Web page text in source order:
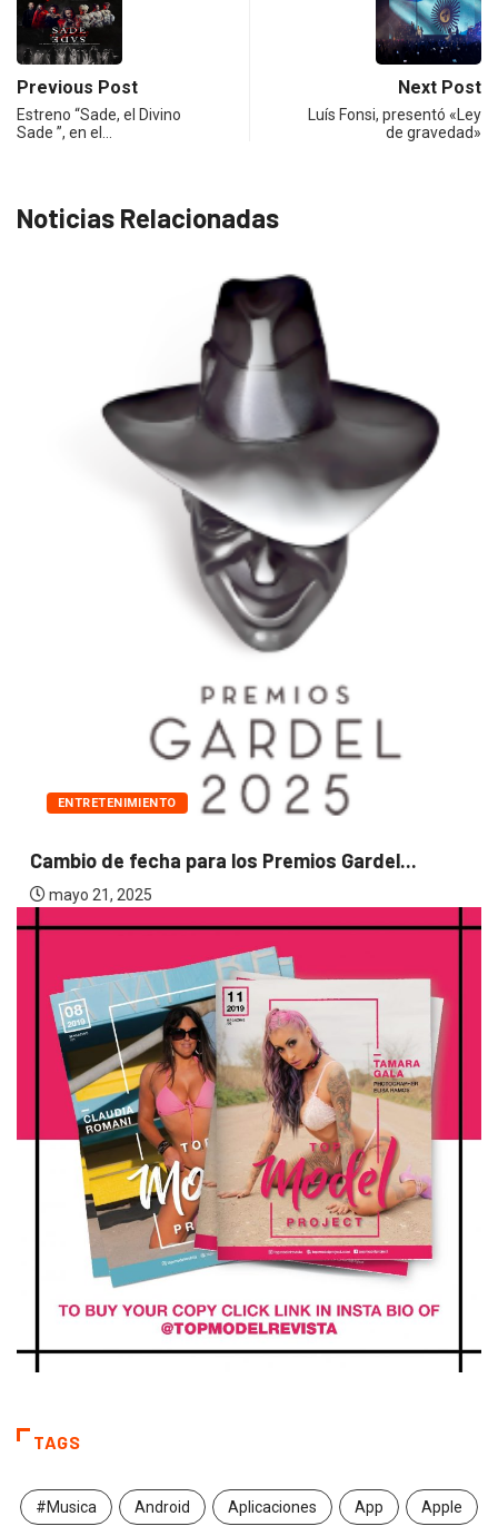
Previous Post
Estreno “Sade, el Divino
Sade ”, en el…
Next Post
Luís Fonsi, presentó «Ley
de gravedad»
Noticias Relacionadas
ENTRETENIMIENTO
Cambio de fecha para los Premios Gardel...
mayo 21, 2025
TAGS
#Musica Android Aplicaciones App Apple